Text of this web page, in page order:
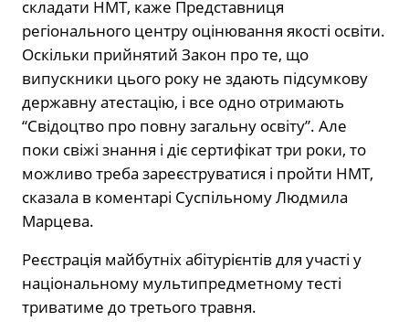
складати НМТ, каже Представниця
регіонального центру оцінювання якості освіти.
Оскільки прийнятий Закон про те, що
випускники цього року не здають підсумкову
державну атестацію, і все одно отримають
“Свідоцтво про повну загальну освіту”. Але
поки свіжі знання і діє сертифікат три роки, то
можливо треба зареєструватися і пройти НМТ,
сказала в коментарі Суспільному Людмила
Марцева.
Реєстрація майбутніх абітурієнтів для участі у
національному мультипредметному тесті
триватиме до третього травня.